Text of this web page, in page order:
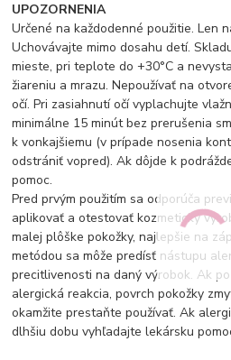
UPOZORNENIA
Určené na každodenné použitie. Len
Uchovávajte mimo dosahu detí.
mieste, pri teplote do +30°C a
žiareniu a mrazu. Nepoužívať na
očí. Pri zasiahnutí očí vyplachujte
minimálne 15 minút bez prerušenia
k vonkajšiemu (v prípade nosenia
odstrániť vopred). Ak dôjde k
pomoc.
Pred prvým použitím sa odporúča
aplikovať a otestovať kozmetický
malej plôške pokožky, najlepšie na
metódou sa môže predísť nástupu
precitlivenosti na daný výrobok. Ak
alergická reakcia, povrch pokožky
okamžite prestaňte používať. Ak
dlhšiu dobu vyhľadajte lekársku